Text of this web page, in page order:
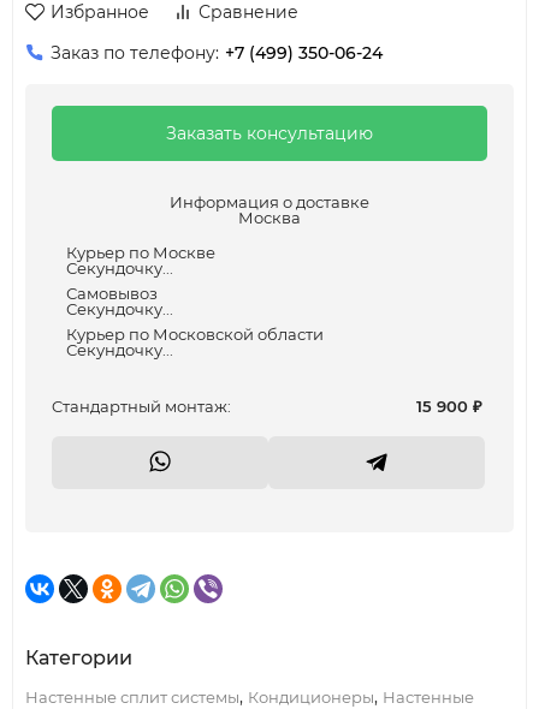
Избранное
Сравнение
Заказ по телефону: +7 (499) 350-06-24
Заказать консультацию
Информация о доставке
Москва
Курьер по Москве
Секундочку...
Самовывоз
Секундочку...
Курьер по Московской области
Секундочку...
Cтандартный монтаж: 15 900 ₽
Категории
Настенные сплит системы, Кондиционеры, Настенные